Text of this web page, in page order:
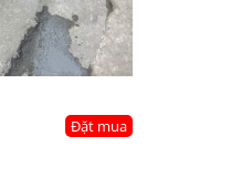
Đặt mua